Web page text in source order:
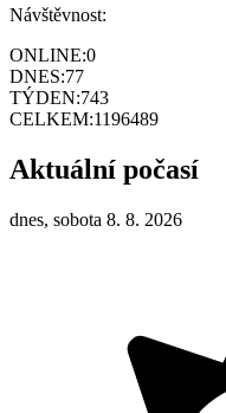
Návštěvnost:
ONLINE:0
DNES:77
TÝDEN:743
CELKEM:1196489
Aktuální počasí
dnes, sobota 8. 8. 2026